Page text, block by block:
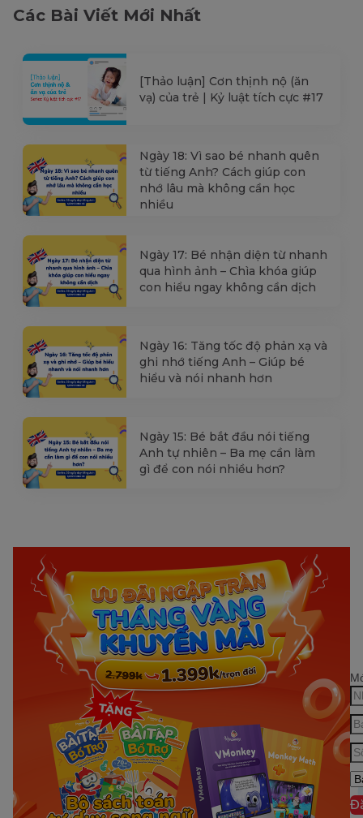
Các Bài Viết Mới Nhất
[Thảo luận] Cơn thịnh nộ (ăn
vạ) của trẻ | Kỷ luật tích cực #17
Ngày 18: Vì sao bé nhanh quên
từ tiếng Anh? Cách giúp con
nhớ lâu mà không cần học
nhiều
Ngày 17: Bé nhận diện từ nhanh
qua hình ảnh – Chìa khóa giúp
con hiểu ngay không cần dịch
Ngày 16: Tăng tốc độ phản xạ và
ghi nhớ tiếng Anh – Giúp bé
hiểu và nói nhanh hơn
Ngày 15: Bé bắt đầu nói tiếng
Anh tự nhiên – Ba mẹ cần làm
gì để con nói nhiều hơn?